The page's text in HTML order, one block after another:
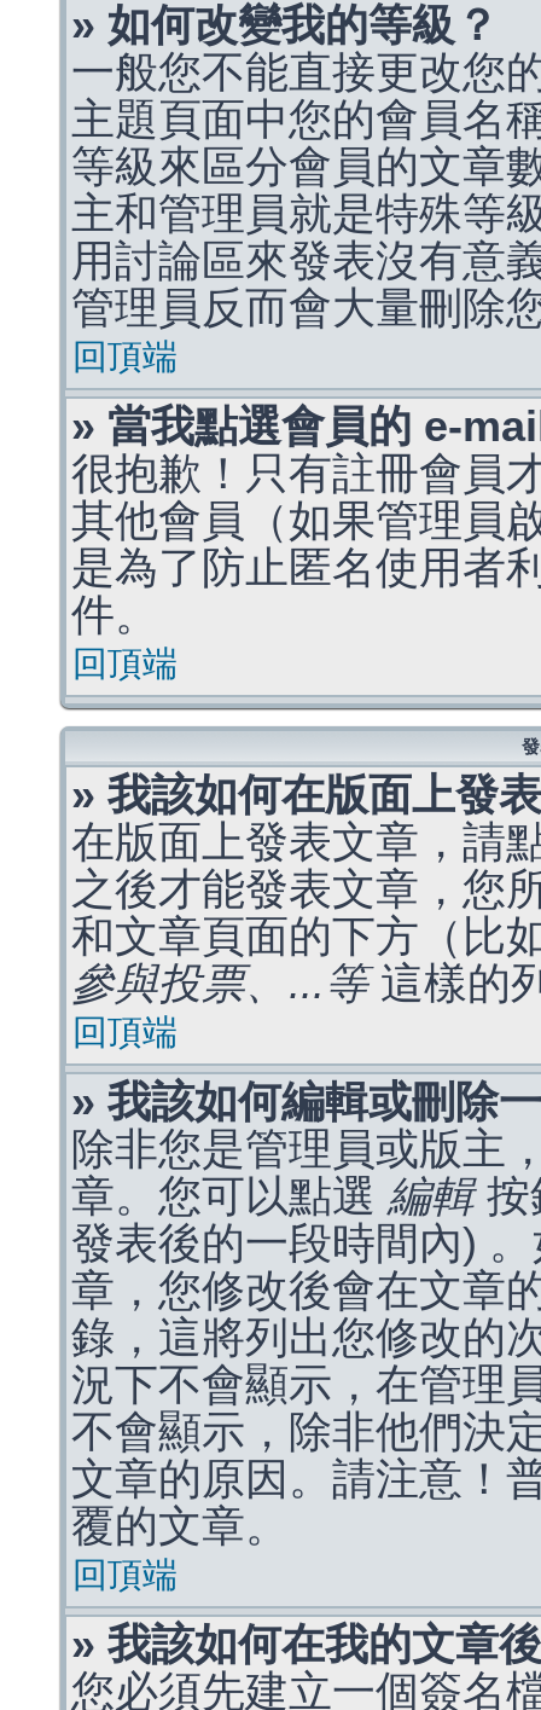
» 如何改變我的等級？
一般您不能直接更改您
主題頁面中您的會員名
等級來區分會員的文章
主和管理員就是特殊等
用討論區來發表沒有意
管理員反而會大量刪除
回頂端
» 當我點選會員的 e-
很抱歉！只有註冊會員
其他會員（如果管理員
是為了防止匿名使用者
件。
回頂端
» 我該如何在版面上發
在版面上發表文章，請
之後才能發表文章，您
和文章頁面的下方（比
參與投票、...等這樣的
回頂端
» 我該如何編輯或刪除
除非您是管理員或版主
章。您可以點選 編輯按
發表後的一段時間內)
章，您修改後會在文章
錄，這將列出您修改的
況下不會顯示，在管理
不會顯示，除非他們決
文章的原因。請注意！
覆的文章。
回頂端
» 我該如何在我的文章
您必須先建立一個簽名